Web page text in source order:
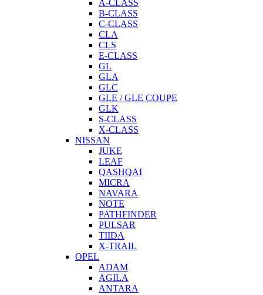
A-CLASS
B-CLASS
C-CLASS
CLA
CLS
E-CLASS
GL
GLA
GLC
GLE / GLE COUPE
GLK
S-CLASS
X-CLASS
NISSAN
JUKE
LEAF
QASHQAI
MICRA
NAVARA
NOTE
PATHFINDER
PULSAR
TIIDA
X-TRAIL
OPEL
ADAM
AGILA
ANTARA